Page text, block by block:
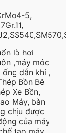
5,
lò hơi
,máy móc
dẫn khí ,
Bồn Bê
Xe Bồn,
Máy, bàn
chịu được
của máy